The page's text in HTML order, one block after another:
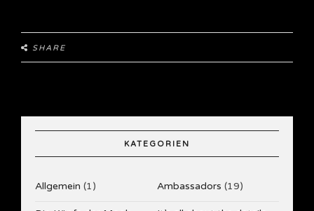
SHARE
KATEGORIEN
Allgemein (1) Ambassadors (19)